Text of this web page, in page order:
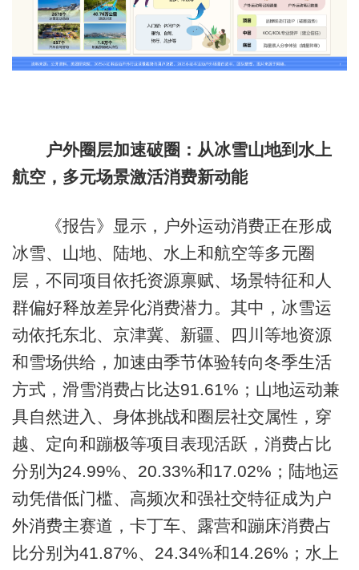
户外圈层加速破圈：从冰雪山地到水上
航空，多元场景激活消费新动能
《报告》显示，户外运动消费正在形成
冰雪、山地、陆地、水上和航空等多元圈
层，不同项目依托资源禀赋、场景特征和人
群偏好释放差异化消费潜力。其中，冰雪运
动依托东北、京津冀、新疆、四川等地资源
和雪场供给，加速由季节体验转向冬季生活
方式，滑雪消费占比达91.61%；山地运动兼
具自然进入、身体挑战和圈层社交属性，穿
越、定向和蹦极等项目表现活跃，消费占比
分别为24.99%、20.33%和17.02%；陆地运
动凭借低门槛、高频次和强社交特征成为户
外消费主赛道，卡丁车、露营和蹦床消费占
比分别为41.87%、24.34%和14.26%；水上